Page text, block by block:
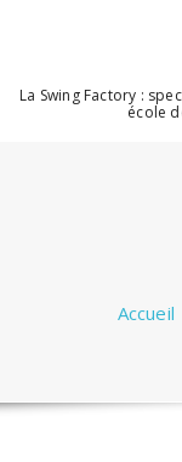
La Swing Factory :
école
Accueil